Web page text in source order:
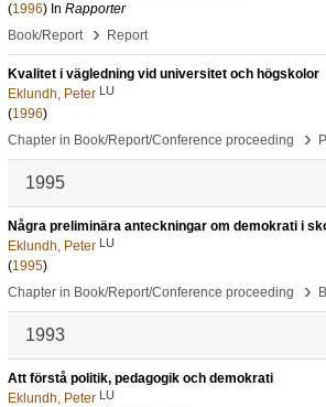
(1996) In Rapporter
Book/Report
› Report
Kvalitet i vägledning vid universitet och högskolor
Eklundh, Peter LU
(1996)
Chapter in Book/Report/Conference proceeding
›
1995
Några preliminära anteckningar om demokrati i
Eklundh, Peter LU
(1995)
Chapter in Book/Report/Conference proceeding
›
1993
Att förstå politik, pedagogik och demokrati
Eklundh, Peter LU